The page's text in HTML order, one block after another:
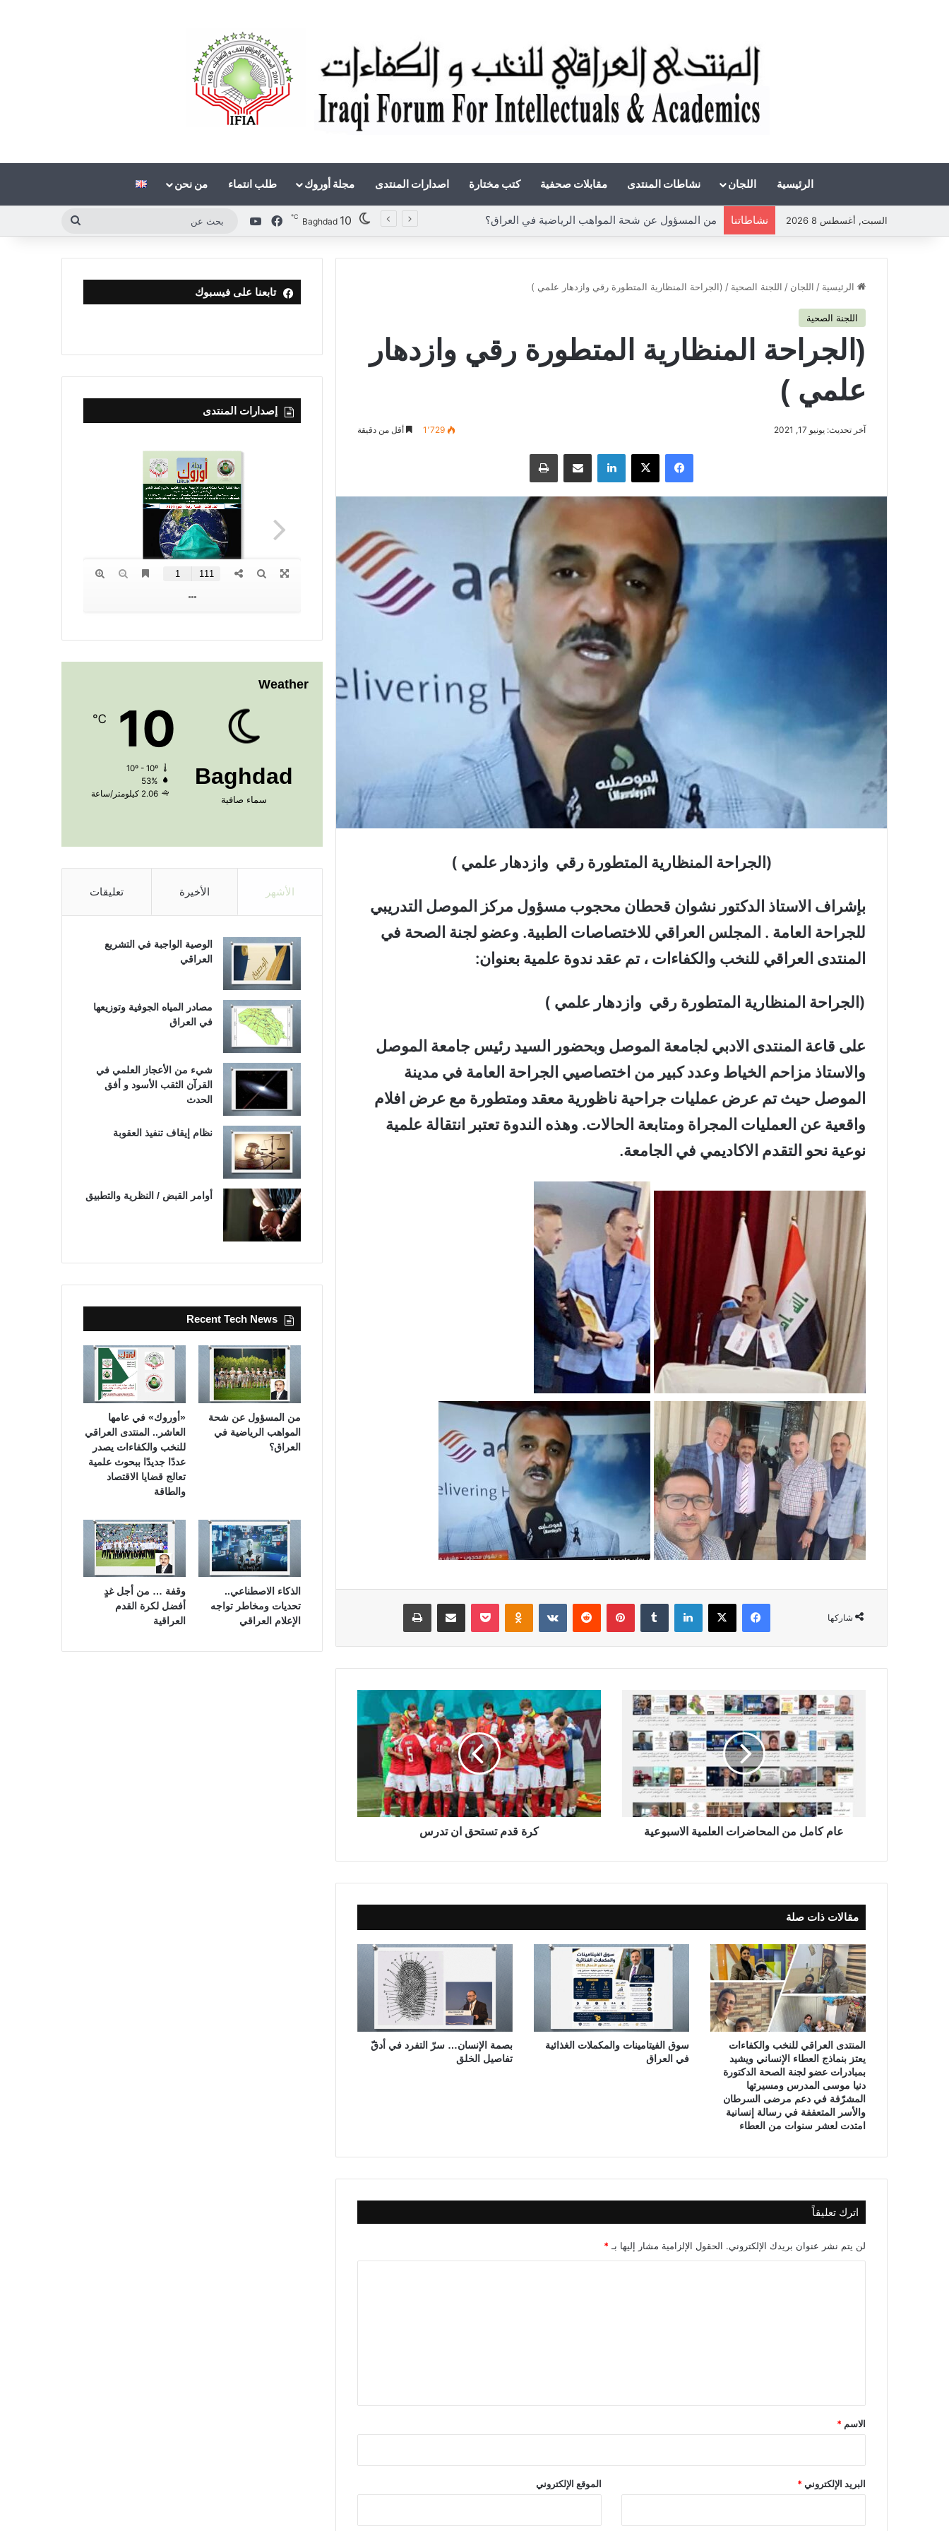
الرئيسية اللجان نشاطات المنتدى مقابلات صحفية كتب مختارة اصدارات المنتدى مجلة أوروك طلب انتماء من نحن
السبت, أغسطس 8 2026 نشاطاتنا من المسؤول عن شحة المواهب الرياضية في العراق؟ Baghdad 10
℃ فيسبوك‫YouTube
الرئيسية / اللجان / اللجنة الصحية / (الجراحة المنظارية المتطورة رقي وازدهار علمي )
اللجنة الصحية
(الجراحة المنظارية المتطورة رقي وازدهار
علمي )
آخر تحديث: يونيو 17, 2021 1٬729 أقل من دقيقة
فيسبوك لينكدإن
(الجراحة المنظارية المتطورة رقي وازدهار علمي )
بإشراف الاستاذ الدكتور نشوان قحطان محجوب مسؤول مركز الموصل التدريبي
للجراحة العامة . المجلس العراقي للاختصاصات الطبية. وعضو لجنة الصحة في
المنتدى العراقي للنخب والكفاءات ، تم عقد ندوة علمية بعنوان:
(الجراحة المنظارية المتطورة رقي وازدهار علمي )
على قاعة المنتدى الادبي لجامعة الموصل وبحضور السيد رئيس جامعة الموصل
والاستاذ مزاحم الخياط وعدد كبير من اختصاصيي الجراحة العامة في مدينة
الموصل حيث تم عرض عمليات جراحية ناظورية معقد ومتطورة مع عرض افلام
واقعية عن العمليات المجراة ومتابعة الحالات. وهذه الندوة تعتبر انتقالة علمية
نوعية نحو التقدم الاكاديمي في الجامعة.
شاركها
فيسبوك ‫X لينكدإن بينتيريست ‏VKontakte
م
ض
ت
ا
ل
ع
ل
م
ي
ل
ا
س
ب
ع
عام كامل من المحاضرات العلمية الاسبوعية
ر
ة
ق
د
ت
س
ت
ا
د
كرة قدم تستحق ان تدرس
مقالات ذات صلة
المنتدى العراقي للنخب والكفاءات
يعتز بنماذج العطاء الإنساني ويشيد
بمبادرات عضو لجنة الصحة الدكتورة
دنيا موسى المدرس ومسيرتها
المشرّفة في دعم مرضى السرطان
والأسر المتعففة في رسالة إنسانية
امتدت لعشر سنوات من العطاء
سوق الفيتامينات والمكملات الغذائية
في العراق
بصمة الإنسان… سرّ التفرد في أدقّ
تفاصيل الخلق
اترك تعليقاً
لن يتم نشر عنوان بريدك الإلكتروني. الحقول الإلزامية مشار إليها بـ *
*
الاسم *
البريد الإلكتروني* الموقع الإلكتروني
تابعنا على فيسبوك
إصدارات المنتدى
Weather
Baghdad
سماء صافية
10
℃
10º - 10º
53%
2.06 كيلومتر/ساعة
الأشهر الأخيرة تعليقات
الوصية الواجبة في التشريع
العراقي
مصادر المياه الجوفية وتوزيعها
في العراق
شيء من الأعجاز العلمي في
القرآن الثقب الأسود و أفق
الحدث
نظام إيقاف تنفيذ العقوبة
أوامر القبض / النظرية والتطبيق
Recent Tech News
من المسؤول عن شحة
المواهب الرياضية في
العراق؟
«أوروك» في عامها
العاشر.. المنتدى العراقي
للنخب والكفاءات يصدر
عددًا جديدًا ببحوث علمية
تعالج قضايا الاقتصاد
والطاقة
الذكاء الاصطناعي..
تحديات ومخاطر تواجه
الإعلام العراقي
وقفة … من أجل غدٍ
أفضل لكرة القدم
العراقية